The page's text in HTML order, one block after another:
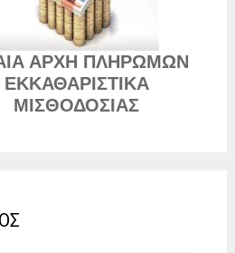
ΑΡΧΗ ΠΛΗΡΩΜΩΝ
ΕΚΚΑΘΑΡΙΣΤΙΚΑ
ΜΙΣΘΟΔΟΣΙΑΣ